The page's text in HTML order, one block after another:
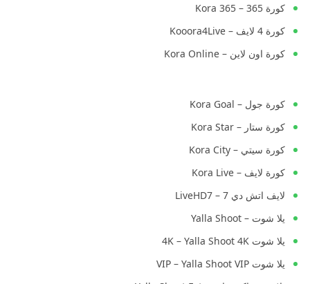
كورة 365 – Kora 365
كورة 4 لايف – Kooora4Live
كورة اون لاين – Kora Online
كورة جول – Kora Goal
كورة ستار – Kora Star
كورة سيتي – Kora City
كورة لايف – Kora Live
لايف اتش دي 7 – LiveHD7
يلا شوت – Yalla Shoot
يلا شوت 4K – Yalla Shoot 4K
يلا شوت VIP – Yalla Shoot VIP